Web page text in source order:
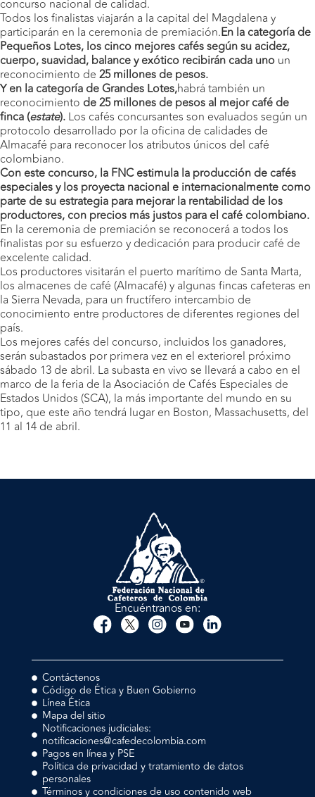
concurso nacional de calidad.
Todos los finalistas viajarán a la capital del Magdalena y
participarán en la ceremonia de premiación.En la categoría de
Pequeños Lotes, los cinco mejores cafés según su acidez,
cuerpo, suavidad, balance y exótico recibirán cada uno un
reconocimiento de 25 millones de pesos.
Y en la categoría de Grandes Lotes,habrá también un
reconocimiento de 25 millones de pesos al mejor café de
finca (estate). Los cafés concursantes son evaluados según un
protocolo desarrollado por la oficina de calidades de
Almacafé para reconocer los atributos únicos del café
colombiano.
Con este concurso, la FNC estimula la producción de cafés
especiales y los proyecta nacional e internacionalmente como
parte de su estrategia para mejorar la rentabilidad de los
productores, con precios más justos para el café colombiano.
En la ceremonia de premiación se reconocerá a todos los
finalistas por su esfuerzo y dedicación para producir café de
excelente calidad.
Los productores visitarán el puerto marítimo de Santa Marta,
los almacenes de café (Almacafé) y algunas fincas cafeteras en
la Sierra Nevada, para un fructífero intercambio de
conocimiento entre productores de diferentes regiones del
país.
Los mejores cafés del concurso, incluidos los ganadores,
serán subastados por primera vez en el exteriorel próximo
sábado 13 de abril. La subasta en vivo se llevará a cabo en el
marco de la feria de la Asociación de Cafés Especiales de
Estados Unidos (SCA), la más importante del mundo en su
tipo, que este año tendrá lugar en Boston, Massachusetts, del
11 al 14 de abril.
Encuéntranos en:
Contáctenos
Código de Ética y Buen Gobierno
Línea Ética
Mapa del sitio
Notificaciones judiciales:
notificaciones@cafedecolombia.com
Pagos en línea y PSE
Política de privacidad y tratamiento de datos
personales
Términos y condiciones de uso contenido web